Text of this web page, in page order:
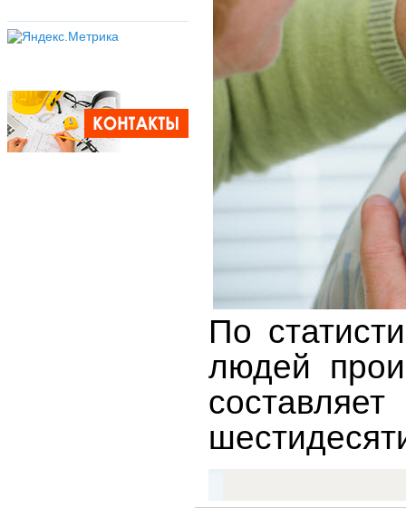
По
людей